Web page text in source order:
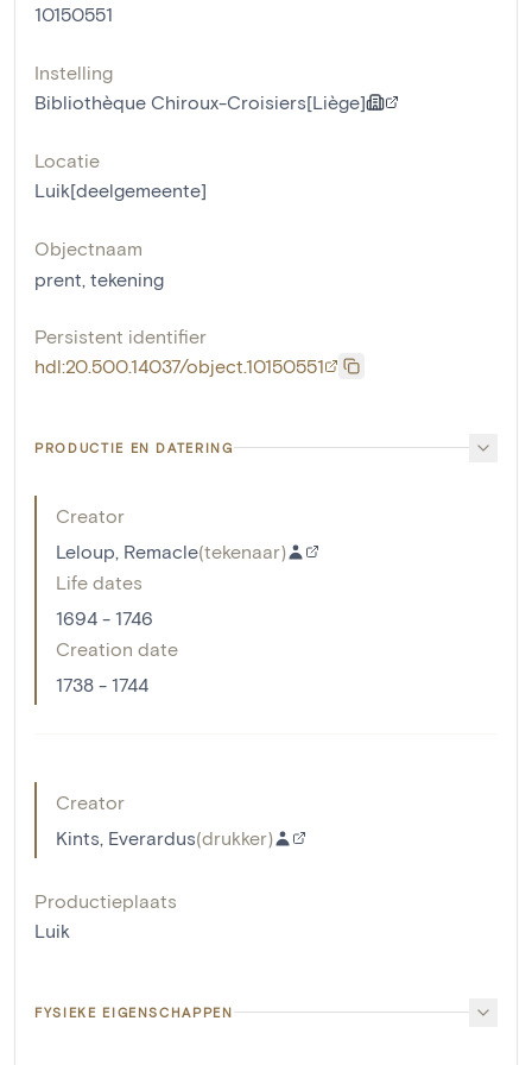
10150551
Instelling
Bibliothèque Chiroux-Croisiers[Liège]
Locatie
Luik[deelgemeente]
Objectnaam
prent, tekening
Persistent identifier
hdl:20.500.14037/object.10150551
PRODUCTIE EN DATERING
Creator
Leloup, Remacle(tekenaar)
Life dates
1694 - 1746
Creation date
1738 - 1744
Creator
Kints, Everardus(drukker)
Productieplaats
Luik
FYSIEKE EIGENSCHAPPEN